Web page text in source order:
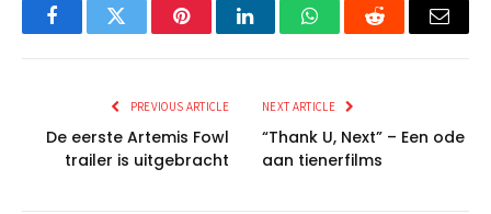
FacebookTwitter PinterestLinkedInWhatsAppReddit Email
PREVIOUS ARTICLE
De eerste Artemis Fowl
trailer is uitgebracht
NEXT ARTICLE
“Thank U, Next” – Een ode
aan tienerfilms